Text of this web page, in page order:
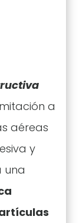
a
aéreas
y
una